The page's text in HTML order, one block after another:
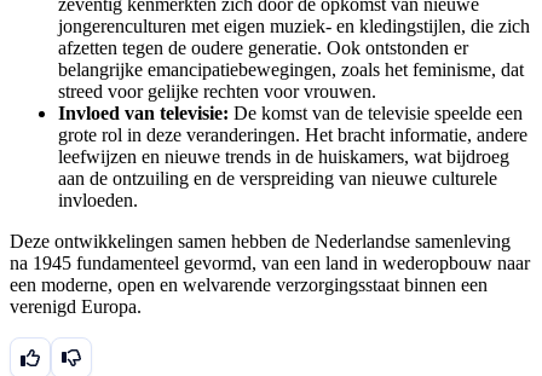
jongerenculturen met eigen muziek- en kledingstijlen, die zich
afzetten tegen de oudere generatie. Ook ontstonden er
belangrijke emancipatiebewegingen, zoals het feminisme, dat
streed voor gelijke rechten voor vrouwen.
Invloed van televisie: De komst van de televisie speelde een
grote rol in deze veranderingen. Het bracht informatie, andere
leefwijzen en nieuwe trends in de huiskamers, wat bijdroeg
aan de ontzuiling en de verspreiding van nieuwe culturele
invloeden.
Deze ontwikkelingen samen hebben de Nederlandse samenleving
na 1945 fundamenteel gevormd, van een land in wederopbouw naar
een moderne, open en welvarende verzorgingsstaat binnen een
verenigd Europa.